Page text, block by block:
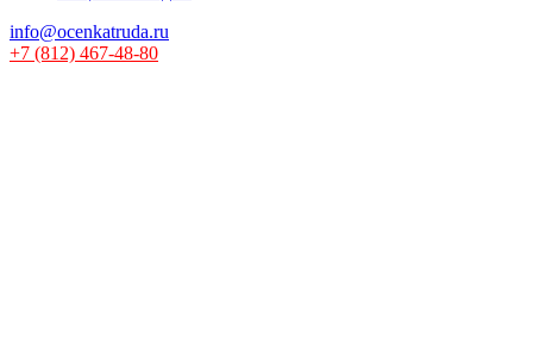
info@ocenkatruda.ru
+7 (812) 467-48-80